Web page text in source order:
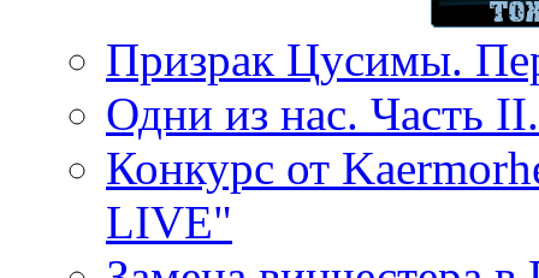
Призрак Цусимы.
Одни из нас. Часть
Конкурс от
LIVE"